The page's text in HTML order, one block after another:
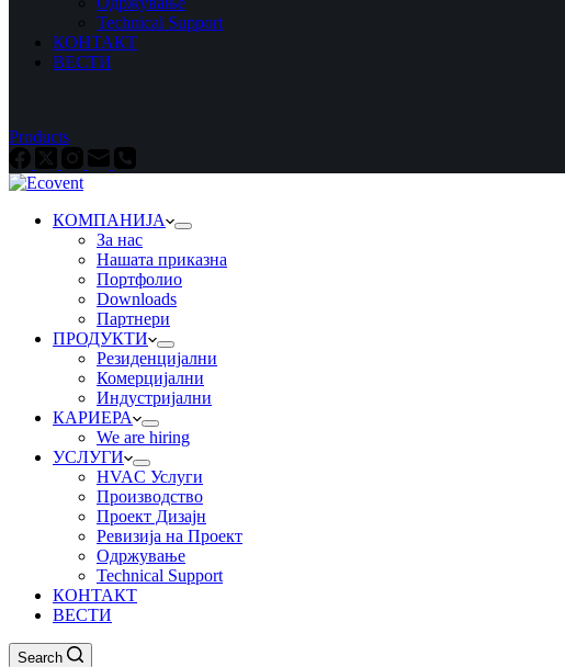
Technical Support
КОНТАКТ
ВЕСТИ
Products
КОМПАНИЈА
За нас
Нашата приказна
Портфолио
Downloads
Партнери
ПРОДУКТИ
Резиденциjални
Комерциjални
Индустриjални
КАРИЕРА
We are hiring
УСЛУГИ
HVAC Услуги
Производство
Проект Дизајн
Ревизија на Проект
Одржување
Technical Support
КОНТАКТ
ВЕСТИ
Search